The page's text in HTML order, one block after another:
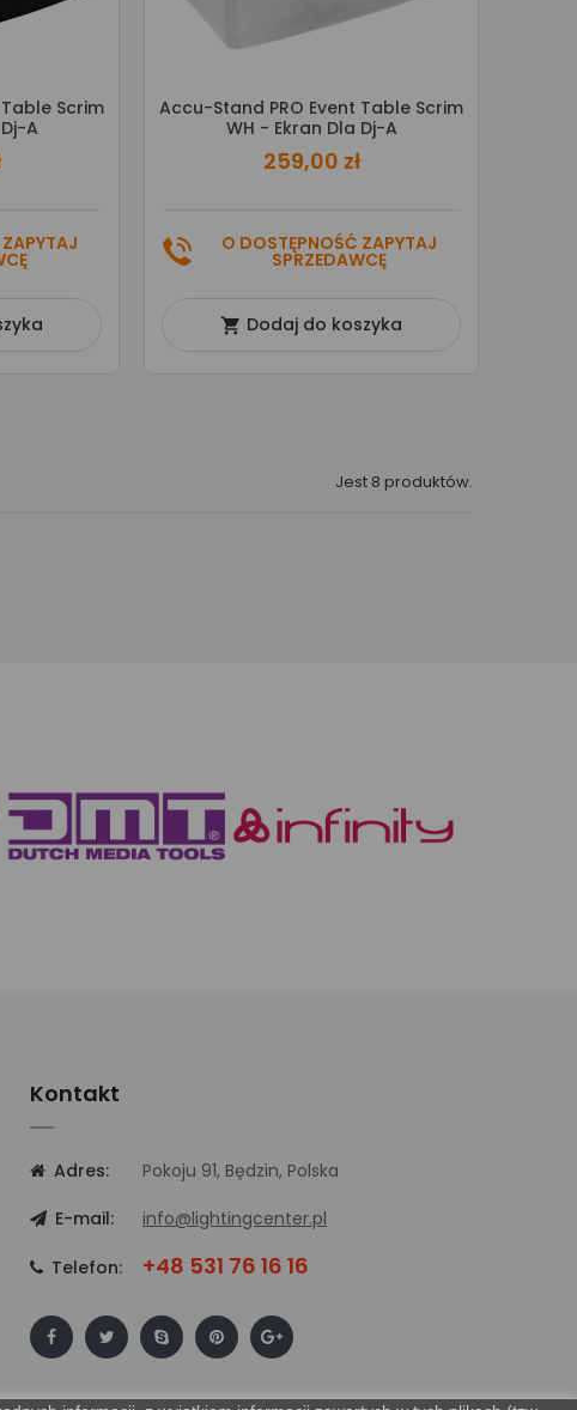
Table Scrim
A
Accu-Stand PRO Event Table Scrim
WH - Ekran Dla Dj-A
259,00 zł
O DOSTĘPNOŚĆ ZAPYTAJ
SPRZEDAWCĘ
 Dodaj do koszyka
Jest 8 produktów.
Kontakt
Adres:
Pokoju 91, Będzin, Polska
E-mail:
info@lightingcenter.pl
Telefon: +48 531 76 16 16